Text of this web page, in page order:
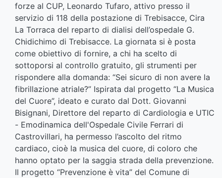
forze al CUP, Leonardo Tufaro, attivo presso il
servizio di 118 della postazione di Trebisacce, Cira
La Torraca del reparto di dialisi dell’ospedale G.
Chidichimo di Trebisacce. La giornata si è posta
come obiettivo di fornire, a chi ha scelto di
sottoporsi al controllo gratuito, gli strumenti per
rispondere alla domanda: “Sei sicuro di non avere la
fibrillazione atriale?” Ispirata dal progetto “La Musica
del Cuore”, ideato e curato dal Dott. Giovanni
Bisignani, Direttore del reparto di Cardiologia e UTIC
- Emodinamica dell'Ospedale Civile Ferrari di
Castrovillari, ha permesso l’ascolto del ritmo
cardiaco, cioè la musica del cuore, di coloro che
hanno optato per la saggia strada della prevenzione.
Il progetto “Prevenzione è vita” del Comune di